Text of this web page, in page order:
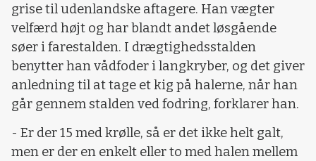
grise til udenlandske aftagere. Han vægter
velfærd højt og har blandt andet løsgående
søer i farestalden. I drægtighedsstalden
benytter han vådfoder i langkryber, og det giver
anledning til at tage et kig på halerne, når han
går gennem stalden ved fodring, forklarer han.
- Er der 15 med krølle, så er det ikke helt galt,
men er der en enkelt eller to med halen mellem